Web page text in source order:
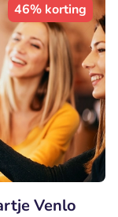
46% korting
Venlo